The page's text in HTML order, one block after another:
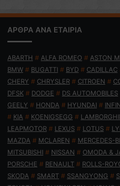
ΑΡΘΡΑ ΑΝΑ ΕΤΑΙΡΙΑ
ABARTH # ALFA ROMEO # ASTON
BMW # BUGATTI # BYD # CADILLAC
CHERY # CHRYSLER # CITROEN #
DFSK # DODGE # DS AUTOMOBILES
GEELY # HONDA # HYUNDAI #
# KIA # KOENIGSEGG #
LEAPMOTOR # LEXUS # LOTUS #
MAZDA # MCLAREN # MERCEDES-
MITSUBISHI # NISSAN # OMODA &
PORSCHE # RENAULT # ROLLS-
SKODA # SMART # SSANGYONG #